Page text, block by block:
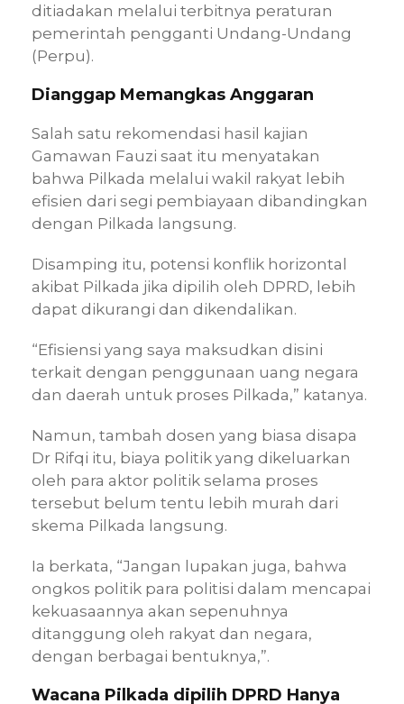
ditiadakan melalui terbitnya peraturan
pemerintah pengganti Undang-Undang
(Perpu).
Dianggap Memangkas Anggaran
Salah satu rekomendasi hasil kajian
Gamawan Fauzi saat itu menyatakan
bahwa Pilkada melalui wakil rakyat lebih
efisien dari segi pembiayaan dibandingkan
dengan Pilkada langsung.
Disamping itu, potensi konflik horizontal
akibat Pilkada jika dipilih oleh DPRD, lebih
dapat dikurangi dan dikendalikan.
“Efisiensi yang saya maksudkan disini
terkait dengan penggunaan uang negara
dan daerah untuk proses Pilkada,” katanya.
Namun, tambah dosen yang biasa disapa
Dr Rifqi itu, biaya politik yang dikeluarkan
oleh para aktor politik selama proses
tersebut belum tentu lebih murah dari
skema Pilkada langsung.
Ia berkata, “Jangan lupakan juga, bahwa
ongkos politik para politisi dalam mencapai
kekuasaannya akan sepenuhnya
ditanggung oleh rakyat dan negara,
dengan berbagai bentuknya,”.
Wacana Pilkada dipilih DPRD Hanya